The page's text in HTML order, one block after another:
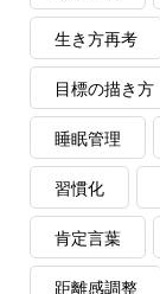
生き方再考
目標の描き方
睡眠管理
習慣化
肯定言葉
距離感調整